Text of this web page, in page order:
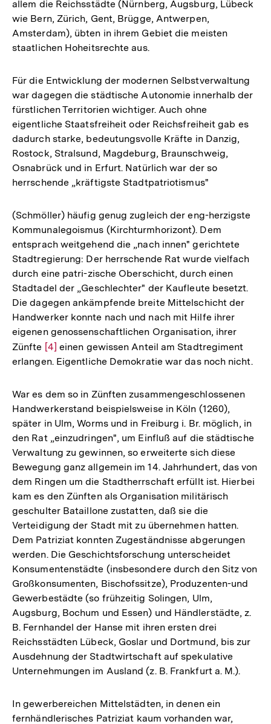
allem die Reichsstädte (Nürnberg, Augsburg, Lübeck
wie Bern, Zürich, Gent, Brügge, Antwerpen,
Amsterdam), übten in ihrem Gebiet die meisten
staatlichen Hoheitsrechte aus.
Für die Entwicklung der modernen Selbstverwaltung
war dagegen die städtische Autonomie innerhalb der
fürstlichen Territorien wichtiger. Auch ohne
eigentliche Staatsfreiheit oder Reichsfreiheit gab es
dadurch starke, bedeutungsvolle Kräfte in Danzig,
Rostock, Stralsund, Magdeburg, Braunschweig,
Osnabrück und in Erfurt. Natürlich war der so
herrschende „kräftigste Stadtpatriotismus"
(Schmöller) häufig genug zugleich der eng-herzigste
Kommunalegoismus (Kirchturmhorizont). Dem
entsprach weitgehend die „nach innen" gerichtete
Stadtregierung: Der herrschende Rat wurde vielfach
durch eine patri-zische Oberschicht, durch einen
Stadtadel der „Geschlechter" der Kaufleute besetzt.
Die dagegen ankämpfende breite Mittelschicht der
Handwerker konnte nach und nach mit Hilfe ihrer
eigenen genossenschaftlichen Organisation, ihrer
Zünfte Zur
Auflösung
Fußnote
[4] einen gewissen Anteil am Stadtregiment
erlangen. Eigentliche Demokratie war das noch nicht.
War es dem so in Zünften zusammengeschlossenen
Handwerkerstand beispielsweise in Köln (1260),
später in Ulm, Worms und in Freiburg i. Br. möglich, in
den Rat „einzudringen", um Einfluß auf die städtische
Verwaltung zu gewinnen, so erweiterte sich diese
Bewegung ganz allgemein im 14. Jahrhundert, das von
dem Ringen um die Stadtherrschaft erfüllt ist. Hierbei
kam es den Zünften als Organisation militärisch
geschulter Bataillone zustatten, daß sie die
Verteidigung der Stadt mit zu übernehmen hatten.
Dem Patriziat konnten Zugeständnisse abgerungen
werden. Die Geschichtsforschung unterscheidet
Konsumentenstädte (insbesondere durch den Sitz von
Großkonsumenten, Bischofssitze), Produzenten-und
Gewerbestädte (so frühzeitig Solingen, Ulm,
Augsburg, Bochum und Essen) und Händlerstädte, z.
B. Fernhandel der Hanse mit ihren ersten drei
Reichsstädten Lübeck, Goslar und Dortmund, bis zur
Ausdehnung der Stadtwirtschaft auf spekulative
Unternehmungen im Ausland (z. B. Frankfurt a. M.).
In gewerbereichen Mittelstädten, in denen ein
fernhändlerisches Patriziat kaum vorhanden war,